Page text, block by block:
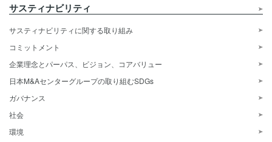
サスティナビリティ
サスティナビリティに関する取り組み
コミットメント
企業理念とパーパス、ビジョン、コアバリュー
日本M&Aセンターグループの取り組むSDGs
ガバナンス
社会
環境